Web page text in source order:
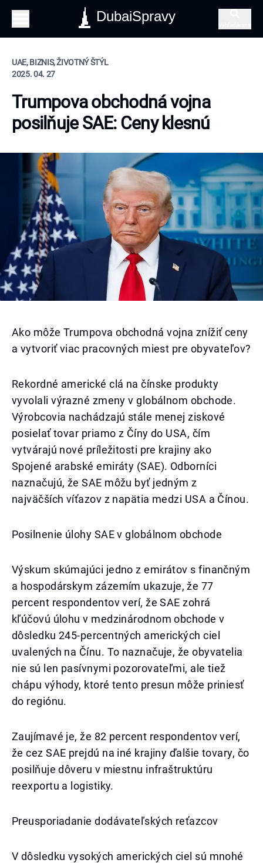
DubaiSpravy
UAE, BIZNIS, ŽIVOTNÝ ŠTÝL
2025. 04. 27
Trumpova obchodná vojna
posilňuje SAE: Ceny klesnú
Ako môže Trumpova obchodná vojna znížiť ceny
a vytvoriť viac pracovných miest pre obyvateľov?
Rekordné americké clá na čínske produkty
vyvolali výrazné zmeny v globálnom obchode.
Výrobcovia nachádzajú stále menej ziskové
posielať tovar priamo z Číny do USA, čím
vytvárajú nové príležitosti pre krajiny ako
Spojené arabské emiráty (SAE). Odborníci
naznačujú, že SAE môžu byť jedným z
najväčších víťazov z napätia medzi USA a Čínou.
Posilnenie úlohy SAE v globálnom obchode
Výskum skúmajúci jedno z emirátov s finančným
a hospodárskym zázemím ukazuje, že 77
percent respondentov verí, že SAE zohrá
kľúčovú úlohu v medzinárodnom obchode v
dôsledku 245-percentných amerických ciel
uvalených na Čínu. To naznačuje, že obyvatelia
nie sú len pasívnymi pozorovateľmi, ale tiež
chápu výhody, ktoré tento presun môže priniesť
do regiónu.
Zaujímavé je, že 82 percent respondentov verí,
že cez SAE prejdú na iné krajiny ďalšie tovary, čo
posilňuje dôveru v miestnu infraštruktúru
reexportu a logistiky.
Preusporiadanie dodávateľských reťazcov
V dôsledku vysokých amerických ciel sú mnohé